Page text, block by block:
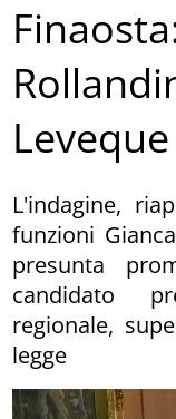
Leveque
L'indagine,
funzioni
presunta
candidato
regionale,
legge